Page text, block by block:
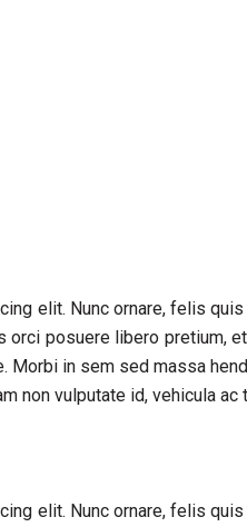
elit. Nunc ornare, felis
posuere libero pretium,
in sem sed massa
non vulputate id, vehicula
elit. Nunc ornare, felis